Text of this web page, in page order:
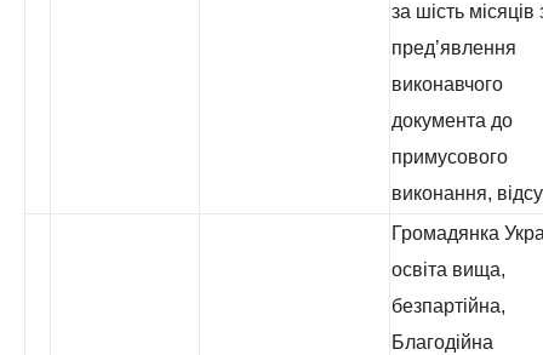
за шість місяців
пред’явлення
виконавчого
документа до
примусового
виконання,
Громадянка
освіта вища,
безпартійна,
Благодійна